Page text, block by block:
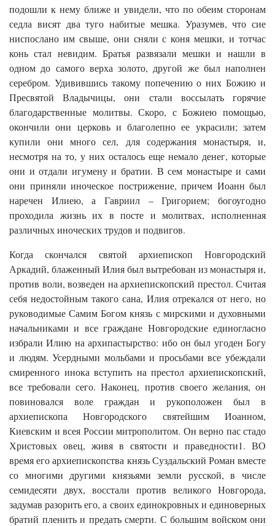
подошли к нему ближе и увидели, что по обеим сторонам
седла висят два туго набитые мешка. Уразумев, что сие
ниспослано им свыше, они сняли с коня мешки, и тотчас
конь стал невидим. Братья развязали мешки и нашли в
одном до самого верха золото, другой же был наполнен
серебром. Удивившись такому попечению о них Божию и
Пресвятой Владычицы, они стали воссылать горячие
благодарственные молитвы. Скоро, с Божиею помощью,
окончили они церковь и благолепно ее украсили; затем
купили они много сел, для содержания монастыря, и,
несмотря на то, у них осталось еще немало денег, которые
они и отдали игумену и братии. В сем монастыре и сами
они приняли иноческое пострижение, причем Иоанн был
наречен Илиею, а Гавриил – Григорием; богоугодно
проходила жизнь их в посте и молитвах, исполненная
различных иноческих трудов и подвигов.
Когда скончался святой архиепископ Новгородский
Аркадий, блаженный Илия был вытребован из монастыря и,
против воли, возведен на архиепископский престол. Считая
себя недостойным такого сана, Илия отрекался от него, но
руководимые Самим Богом князь с мирскими и духовными
начальниками и все граждане Новгородские единогласно
избрали Илию на архипастырство: ибо он был угоден Богу
и людям. Усердными мольбами и просьбами все убеждали
смиренного инока вступить на престол архиепископский,
все требовали сего. Наконец, против своего желания, он
повиновался воле граждан и рукоположен был в
архиепископа Новгородского святейшим Иоанном,
Киевским и всея России митрополитом. Он верно пас стадо
Христовых овец, живя в святости и праведности1. ВО
время его архиепископства князь Суздальский Роман вместе
со многими другими князьями земли русской, в числе
семидесяти двух, восстали против великого Новгорода,
задумав разорить его, а своих единокровных и единоверных
братий пленить и предать смерти. С большим войском они